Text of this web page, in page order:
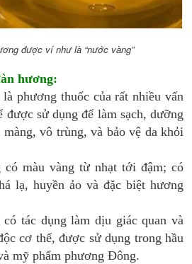
được ví như là “nước vàng”
hương:
phương thuốc của rất nhiều vấn
được sử dụng để làm sạch, dưỡng
vô trùng, và bảo vệ da khỏi
có màu vàng từ nhạt tới đậm; có
lạ, huyền ảo và đặc biệt hương
tác dụng làm dịu giác quan và
cơ thể, được sử dụng trong hầu
mỹ phẩm phương Đông.